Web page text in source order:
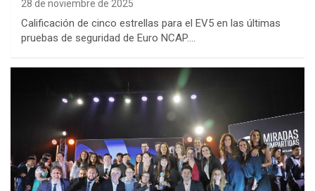
28 de noviembre de 2025
Calificación de cinco estrellas para el EV5 en las últimas
pruebas de seguridad de Euro NCAP.…